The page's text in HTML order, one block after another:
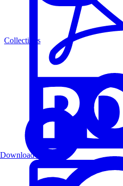
Collections
Download PDF